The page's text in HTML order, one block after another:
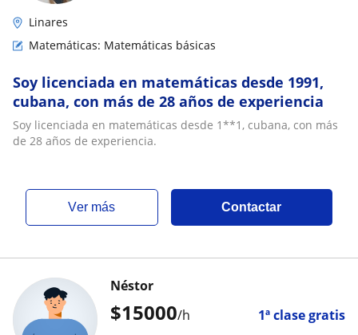
Linares
Matemáticas: Matemáticas básicas
Soy licenciada en matemáticas desde 1991,
cubana, con más de 28 años de experiencia
Soy licenciada en matemáticas desde 1**1, cubana, con más
de 28 años de experiencia.
ver más Contactar
$15000/h 1ª clase gratis
Néstor